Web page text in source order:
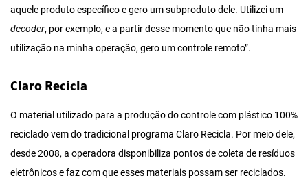
aquele produto específico e gero um subproduto dele. Utilizei um
decoder, por exemplo, e a partir desse momento que não tinha mais
utilização na minha operação, gero um controle remoto”.
Claro Recicla
O material utilizado para a produção do controle com plástico 100%
reciclado vem do tradicional programa Claro Recicla. Por meio dele,
desde 2008, a operadora disponibiliza pontos de coleta de resíduos
eletrônicos e faz com que esses materiais possam ser reciclados.